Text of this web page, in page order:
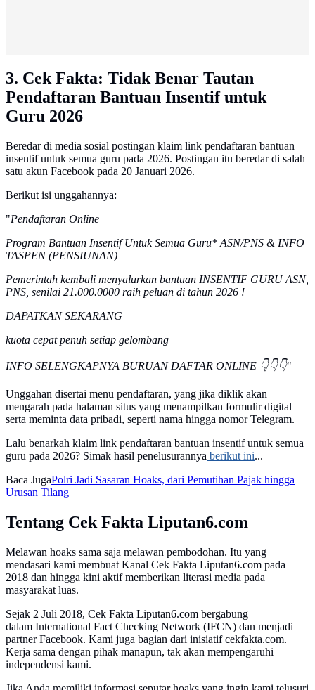
3. Cek Fakta: Tidak Benar Tautan
Pendaftaran Bantuan Insentif untuk
Guru 2026
Beredar di media sosial postingan klaim link pendaftaran bantuan
insentif untuk semua guru pada 2026. Postingan itu beredar di salah
satu akun Facebook pada 20 Januari 2026.
Berikut isi unggahannya:
"Pendaftaran Online
Program Bantuan Insentif Untuk Semua Guru* ASN/PNS & INFO
TASPEN (PENSIUNAN)
Pemerintah kembali menyalurkan bantuan INSENTIF GURU ASN,
PNS, senilai 21.000.0000 raih peluan di tahun 2026 !
DAPATKAN SEKARANG
kuota cepat penuh setiap gelombang
INFO SELENGKAPNYA BURUAN DAFTAR ONLINE 👇👇👇"
Unggahan disertai menu pendaftaran, yang jika diklik akan
mengarah pada halaman situs yang menampilkan formulir digital
serta meminta data pribadi, seperti nama hingga nomor Telegram.
Lalu benarkah klaim link pendaftaran bantuan insentif untuk semua
guru pada 2026? Simak hasil penelusurannya berikut ini...
Baca JugaPolri Jadi Sasaran Hoaks, dari Pemutihan Pajak hingga
Urusan Tilang
Tentang Cek Fakta Liputan6.com
Melawan hoaks sama saja melawan pembodohan. Itu yang
mendasari kami membuat Kanal Cek Fakta Liputan6.com pada
2018 dan hingga kini aktif memberikan literasi media pada
masyarakat luas.
Sejak 2 Juli 2018, Cek Fakta Liputan6.com bergabung
dalam International Fact Checking Network (IFCN) dan menjadi
partner Facebook. Kami juga bagian dari inisiatif cekfakta.com.
Kerja sama dengan pihak manapun, tak akan mempengaruhi
independensi kami.